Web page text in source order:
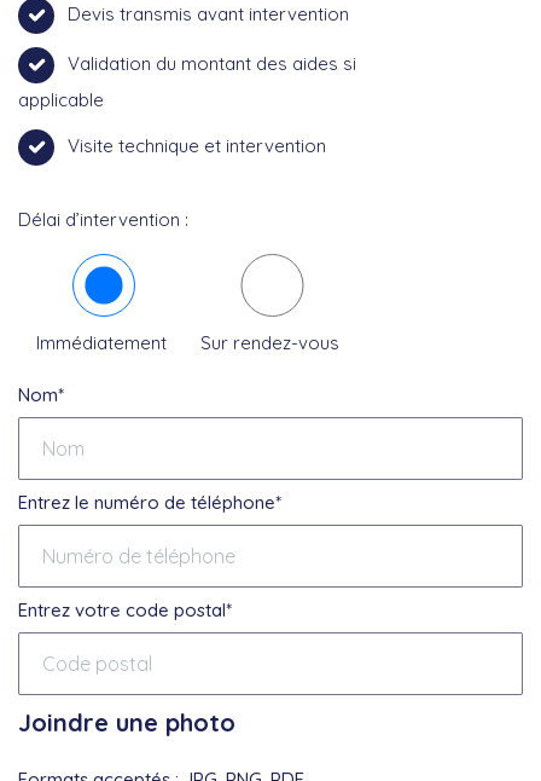
Devis transmis avant intervention
Validation du montant des aides si
applicable
Visite technique et intervention
Délai d’intervention :
Immédiatement Sur rendez-vous
Nom*
Entrez le numéro de téléphone*
Entrez votre code postal*
Joindre une photo